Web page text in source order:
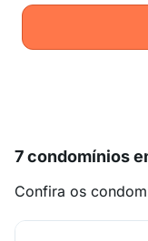
7 condomínios
Confira os